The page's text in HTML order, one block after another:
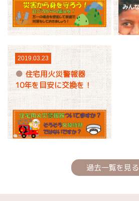
2019.03.23
住宅用火災警報器
10年を目安に交換を！
過去一覧を見る